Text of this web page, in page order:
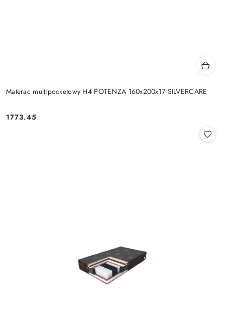
Materac multipocketowy H4 POTENZA 160x200x17 SILVERCARE
Cena:
1773.45